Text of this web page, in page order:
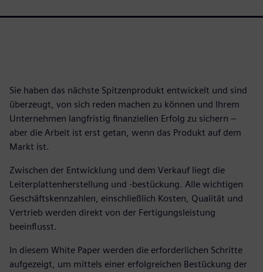
Sie haben das nächste Spitzenprodukt entwickelt und sind
überzeugt, von sich reden machen zu können und Ihrem
Unternehmen langfristig finanziellen Erfolg zu sichern –
aber die Arbeit ist erst getan, wenn das Produkt auf dem
Markt ist.
Zwischen der Entwicklung und dem Verkauf liegt die
Leiterplattenherstellung und -bestückung. Alle wichtigen
Geschäftskennzahlen, einschließlich Kosten, Qualität und
Vertrieb werden direkt von der Fertigungsleistung
beeinflusst.
In diesem White Paper werden die erforderlichen Schritte
aufgezeigt, um mittels einer erfolgreichen Bestückung der